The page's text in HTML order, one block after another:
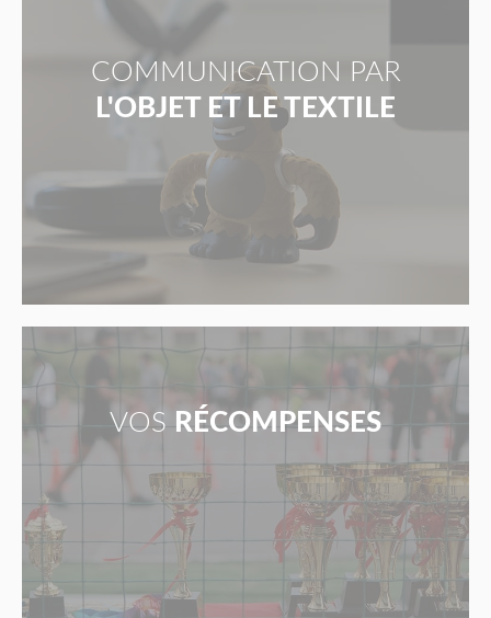
COMMUNICATION PAR
L'OBJET ET LE TEXTILE
VOS RÉCOMPENSES